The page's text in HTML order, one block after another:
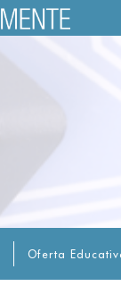
Oferta